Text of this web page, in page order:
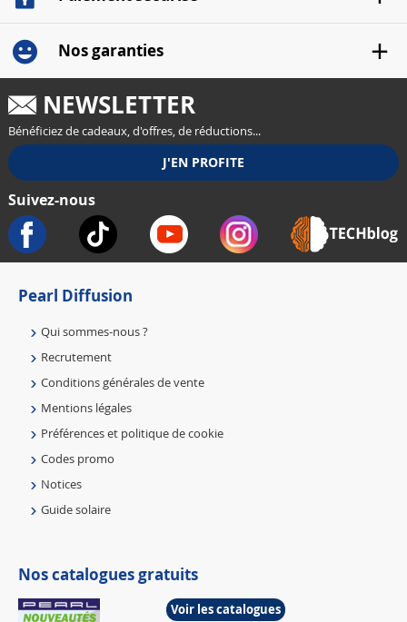
Nos garanties
NEWSLETTER
Bénéficiez de cadeaux, d'offres, de réductions...
Suivez-nous
Pearl Diffusion
Qui sommes-nous ?
Recrutement
Conditions générales de vente
Mentions légales
Préférences et politique de cookie
Codes promo
Notices
Guide solaire
Nos catalogues gratuits
Voir les catalogues